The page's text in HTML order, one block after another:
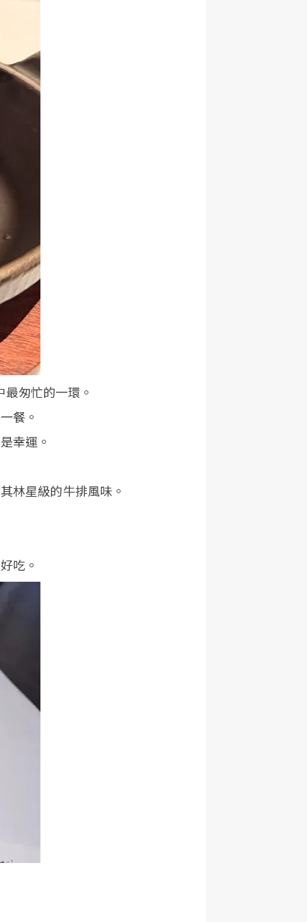
匆忙的一環。
餐。
幸運。
林星級的牛排風味。
吃。